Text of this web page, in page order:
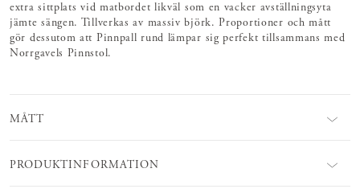
extra sittplats vid matbordet likväl som en vacker avställningsyta
jämte sängen. Tillverkas av massiv björk. Proportioner och mått
gör dessutom att Pinnpall rund lämpar sig perfekt tillsammans med
Norrgavels Pinnstol.
MÅTT
PRODUKTINFORMATION